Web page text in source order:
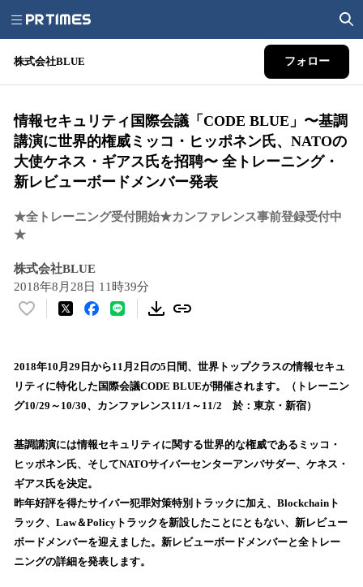
株式会社BLUE フォロー
情報セキュリティ国際会議「CODE BLUE」〜基調
講演に世界的権威ミッコ・ヒッポネン氏、NATOの
大使ケネス・ギアス氏を招聘〜 全トレーニング・
新レビューボードメンバー発表
★全トレーニング受付開始★カンファレンス事前登録受付中
★
株式会社BLUE
2018年8月28日 11時39分
い
！
数
を
み
込
み
中
で
す
2018年10月29日から11月2日の5日間、世界トップクラスの情報セキュ
リティに特化した国際会議CODE BLUEが開催されます。（トレーニン
グ10/29～10/30、カンファレンス11/1～11/2 於：東京・新宿）
基調講演には情報セキュリティに関する世界的な権威であるミッコ・
ヒッポネン氏、そしてNATOサイバーセンターアンバサダー、ケネス・
ギアス氏を決定。
昨年好評を得たサイバー犯罪対策特別トラックに加え、Blockchainト
ラック、Law＆Policyトラックを新設したことにともない、新レビュー
ボードメンバーを迎えました。新レビューボードメンバーと全トレー
ニングの詳細を発表します。